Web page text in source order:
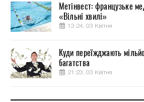
Метінвест: французьке
«Вільні хвилі»
13:24, 03 Квітня
Куди переїжджають
багатства
21:23, 03 Квітня